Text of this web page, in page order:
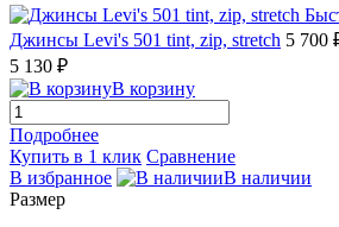
Джинсы Levi's 501 tint, zip, stretch 5 700
5 130 ₽
В корзину
Подробнее
Купить в 1 клик Сравнение
В избранное
В наличии
Размер